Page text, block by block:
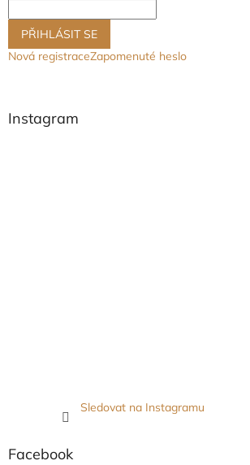
PŘIHLÁSIT SE
Nová registraceZapomenuté heslo
Instagram
Sledovat na Instagramu
Facebook